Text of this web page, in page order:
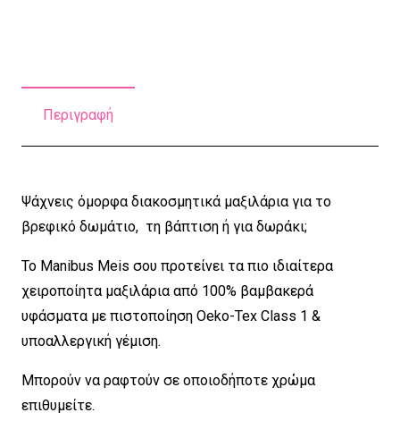
Περιγραφή
Ψάχνεις όμορφα διακοσμητικά μαξιλάρια για το
βρεφικό δωμάτιο, τη βάπτιση ή για δωράκι;
Το Manibus Meis σου προτείνει τα πιο ιδιαίτερα
χειροποίητα μαξιλάρια από 100% βαμβακερά
υφάσματα με πιστοποίηση Oeko-Tex Class 1 &
υποαλλεργική γέμιση.
Μπορούν να ραφτούν σε οποιοδήποτε χρώμα
επιθυμείτε.